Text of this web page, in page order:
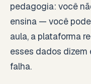
pedagogia: você
ensina — você pode
aula, a plataforma
esses dados
falha.